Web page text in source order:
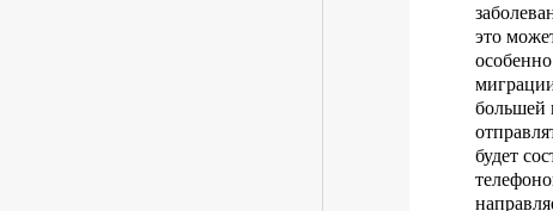
это
большей
будет